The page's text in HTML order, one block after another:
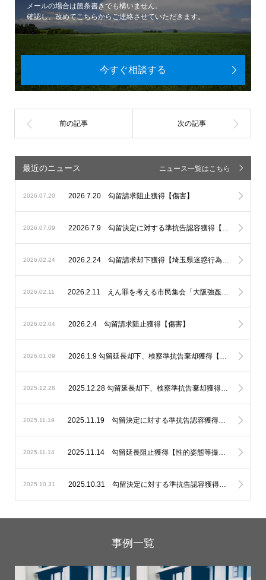
メールの場合は箇条書きでも構いません。
確認し、改めてこちらからご連絡させていただきます。
今すぐ相談する
最近のニュース ニュース一覧はこちら
2026.07.20 2026.7.20 勾留請求阻止獲得【傷害】
2026.07.09
2026.02.24 2026.2.24 勾留請求却下獲得【埼玉県迷惑行為防止条例違反、性的姿態等撮影】
2026.02.11 2026.2.11 えん罪を考える市民集会「大阪強姦虚偽証言事件を題材に」基調講演講師、パネルディスカッションコーディネーターとして登壇いたしました。
2026.02.04 2026.2.4 勾留請求阻止獲得【傷害】
2026.01.09
2025.12.28 2025.12.28 勾留延長却下、検察準抗告棄却獲得【未成年者誘拐】
2025.11.19 2025.11.19 勾留決定に対する準抗告認容獲得【住居侵入】
2025.11.14 2025.11.14 勾留延長阻止獲得【性的姿態等撮影】
2025.10.31 2025.10.31 勾留決定に対する準抗告認容獲得【窃盗】
事例一覧